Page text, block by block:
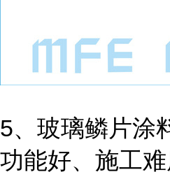
5、玻璃鳞片涂
功能好、施工